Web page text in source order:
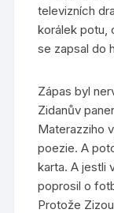
televizních
korálek potu,
se zapsal do
Zápas byl
Zidanův
Materazziho
poezie. A
karta. A jestli
poprosil o
Protože